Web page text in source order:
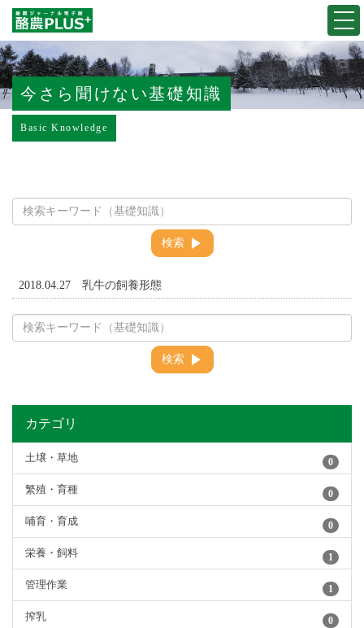
今さら聞けない基礎知識
Basic Knowledge
検索
2018.04.27 乳牛の飼養形態
検索
カテゴリ
土壌・草地 0
繁殖・育種 0
哺育・育成 0
栄養・飼料 1
管理作業 1
搾乳 0